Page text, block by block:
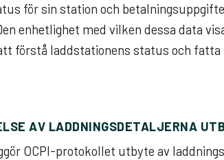
för sin station och
enhetlighet med vilken dessa data
förstå laddstationens status och fatta
AV LADDNINGSDETALJERNA
OCPI-protokollet utbyte av